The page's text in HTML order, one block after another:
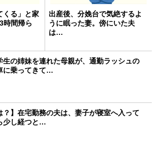
くる」と家
時間帰ら
出産後、分娩台で気絶するよ
うに眠った妻。傍にいた夫
は…
生の姉妹を連れた母親が、通勤ラッシュの
に乗ってきて…
？】在宅勤務の夫は、妻子が寝室へ入って
少し経つと…